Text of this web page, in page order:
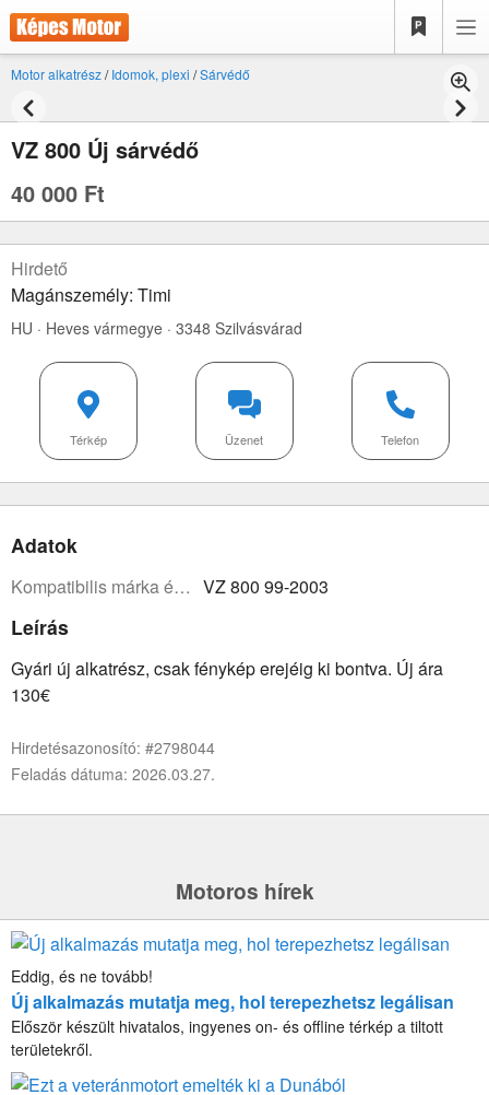
Motor alkatrész/Idomok, plexi /Sárvédő
VZ 800 Új sárvédő
40 000 Ft
Hirdető
Magánszemély: Timi
HU · Heves vármegye · 3348 Szilvásvárad
Telefon
Üzenet
Térkép
Adatok
Kompatibilis márka és modell: VZ 800 99-2003
Leírás
Gyári új alkatrész, csak fénykép erejéig ki bontva. Új ára
130€
Hirdetésazonosító: #2798044
Feladás dátuma: 2026.03.27.
Motoros hírek
Eddig, és ne tovább!
Új alkalmazás mutatja meg, hol terepezhetsz legálisan
Először készült hivatalos, ingyenes on- és offline térkép a tiltott
területekről.